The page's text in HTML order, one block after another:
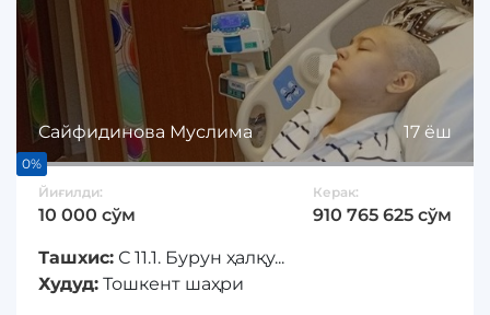
Сайфидинова Муслима 17 ёш
0%
Йиғилди:
10 000 сўм
Керак:
910 765 625 сўм
Ташхис: С 11.1. Бурун ҳалқу...
Худуд: Тошкент шаҳри